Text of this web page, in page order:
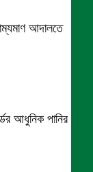
আদালতে
আধুনিক পানির